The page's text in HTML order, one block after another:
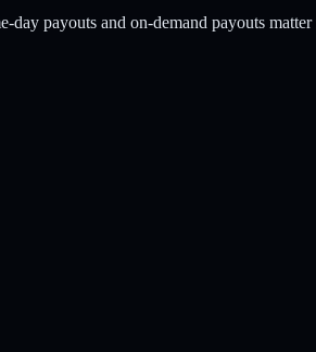
payouts and on-demand payouts